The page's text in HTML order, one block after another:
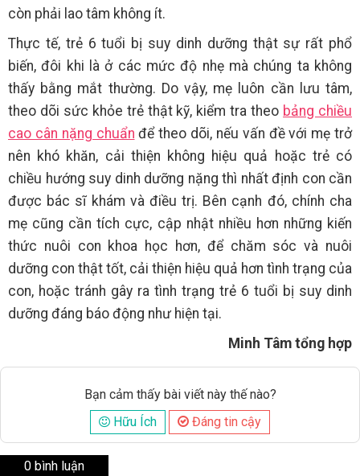
còn phải lao tâm không ít.
Thực tế, trẻ 6 tuổi bị suy dinh dưỡng thật sự rất phổ
biến, đôi khi là ở các mức độ nhẹ mà chúng ta không
thấy bằng mắt thường. Do vậy, mẹ luôn cần lưu tâm,
theo dõi sức khỏe trẻ thật kỹ, kiểm tra theo bảng chiều
cao cân nặng chuẩn để theo dõi, nếu vấn đề với mẹ trở
nên khó khăn, cải thiện không hiệu quả hoặc trẻ có
chiều hướng suy dinh dưỡng nặng thì nhất định con cần
được bác sĩ khám và điều trị. Bên cạnh đó, chính cha
mẹ cũng cần tích cực, cập nhật nhiều hơn những kiến
thức nuôi con khoa học hơn, để chăm sóc và nuôi
dưỡng con thật tốt, cải thiện hiệu quả hơn tình trạng của
con, hoặc tránh gây ra tình trạng trẻ 6 tuổi bị suy dinh
dưỡng đáng báo động như hiện tại.
Minh Tâm tổng hợp
Bạn cảm thấy bài viết này thế nào?
Hữu Ích
Đáng tin cậy
0 bình luận